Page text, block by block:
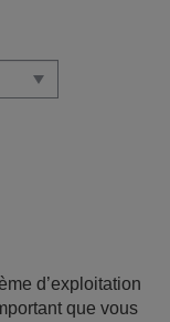
d’exploitation
que vous